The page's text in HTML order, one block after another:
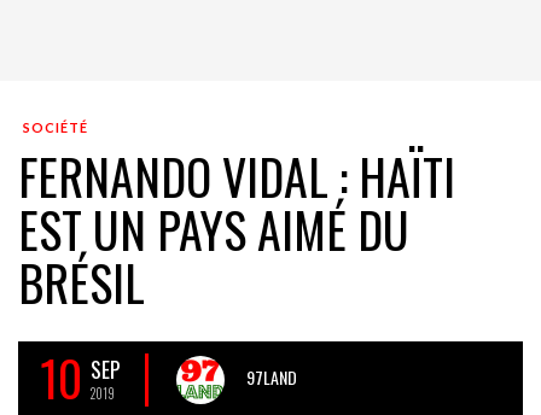
SOCIÉTÉ
FERNANDO VIDAL : HAÏTI
EST UN PAYS AIMÉ DU
BRÉSIL
10 SEP
2019
97LAND